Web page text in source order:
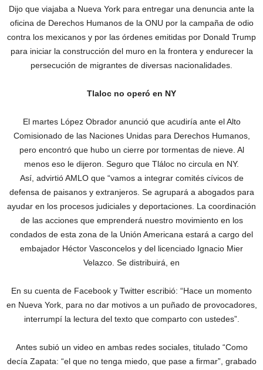
Dijo que viajaba a Nueva York para entregar una denuncia ante la
oficina de Derechos Humanos de la ONU por la campaña de odio
contra los mexicanos y por las órdenes emitidas por Donald Trump
para iniciar la construcción del muro en la frontera y endurecer la
persecución de migrantes de diversas nacionalidades.
Tlaloc no operó en NY
El martes López Obrador anunció que acudiría ante el Alto
Comisionado de las Naciones Unidas para Derechos Humanos,
pero encontró que hubo un cierre por tormentas de nieve. Al
menos eso le dijeron. Seguro que Tláloc no circula en NY.
Así, advirtió AMLO que “vamos a integrar comités cívicos de
defensa de paisanos y extranjeros. Se agrupará a abogados para
ayudar en los procesos judiciales y deportaciones. La coordinación
de las acciones que emprenderá nuestro movimiento en los
condados de esta zona de la Unión Americana estará a cargo del
embajador Héctor Vasconcelos y del licenciado Ignacio Mier
Velazco. Se distribuirá, en
En su cuenta de Facebook y Twitter escribió: “Hace un momento
en Nueva York, para no dar motivos a un puñado de provocadores,
interrumpí la lectura del texto que comparto con ustedes”.
Antes subió un video en ambas redes sociales, titulado “Como
decía Zapata: “el que no tenga miedo, que pase a firmar”, grabado